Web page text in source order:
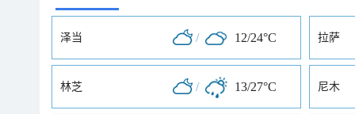
泽当 / 12/24°C 拉萨
林芝 / 13/27°C 尼木